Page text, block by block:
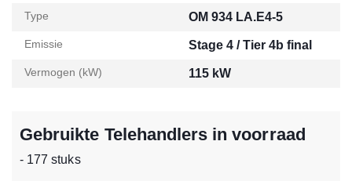
Type OM 934 LA.E4-5
Emissie Stage 4 / Tier 4b final
Vermogen (kW) 115 kW
Gebruikte Telehandlers in voorraad
- 177 stuks